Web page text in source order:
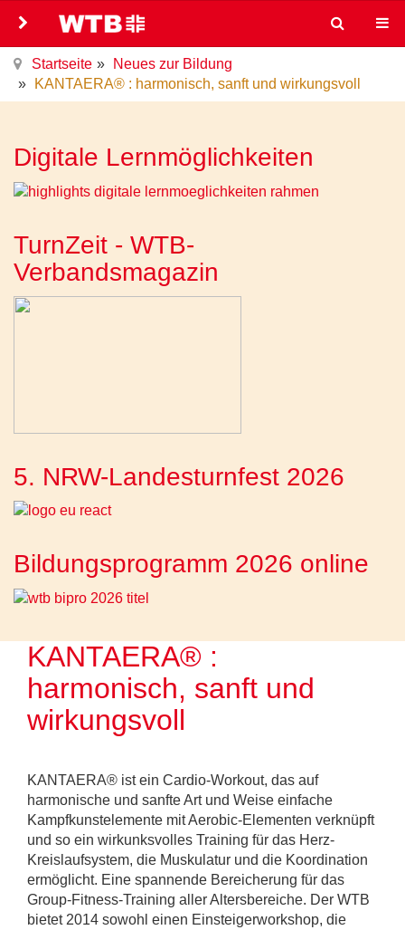
Startseite
Neues zur Bildung
KANTAERA® : harmonisch, sanft und wirkungsvoll
Digitale Lernmöglichkeiten
TurnZeit - WTB-
Verbandsmagazin
5. NRW-Landesturnfest 2026
Bildungsprogramm 2026 online
KANTAERA® :
harmonisch, sanft und
wirkungsvoll
KANTAERA® ist ein Cardio-Workout, das auf
harmonische und sanfte Art und Weise einfache
Kampfkunstelemente mit Aerobic-Elementen verknüpft
und so ein wirkunksvolles Training für das Herz-
Kreislaufsystem, die Muskulatur und die Koordination
ermöglicht. Eine spannende Bereicherung für das
Group-Fitness-Training aller Altersbereiche. Der WTB
bietet 2014 sowohl einen Einsteigerworkshop, die